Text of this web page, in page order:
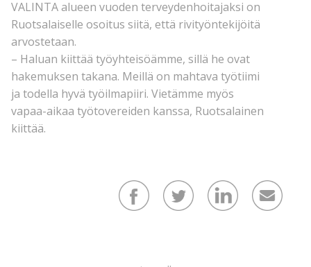
VALINTA alueen vuoden terveydenhoitajaksi on
Ruotsalaiselle osoitus siitä, että rivityöntekijöitä
arvostetaan.
– Haluan kiittää työyhteisöämme, sillä he ovat
hakemuksen takana. Meillä on mahtava työtiimi
ja todella hyvä työilmapiiri. Vietämme myös
vapaa-aikaa työtovereiden kanssa, Ruotsalainen
kiittää.